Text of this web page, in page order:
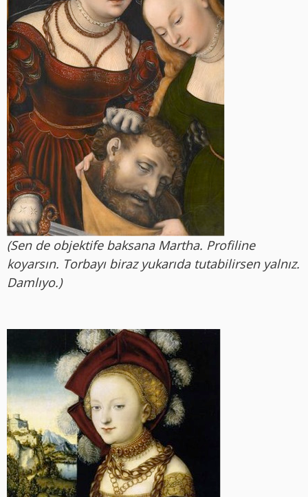
(Sen de objektife baksana Martha. Profiline
koyarsın. Torbayı biraz yukarıda tutabilirsen yalnız.
Damlıyo.)